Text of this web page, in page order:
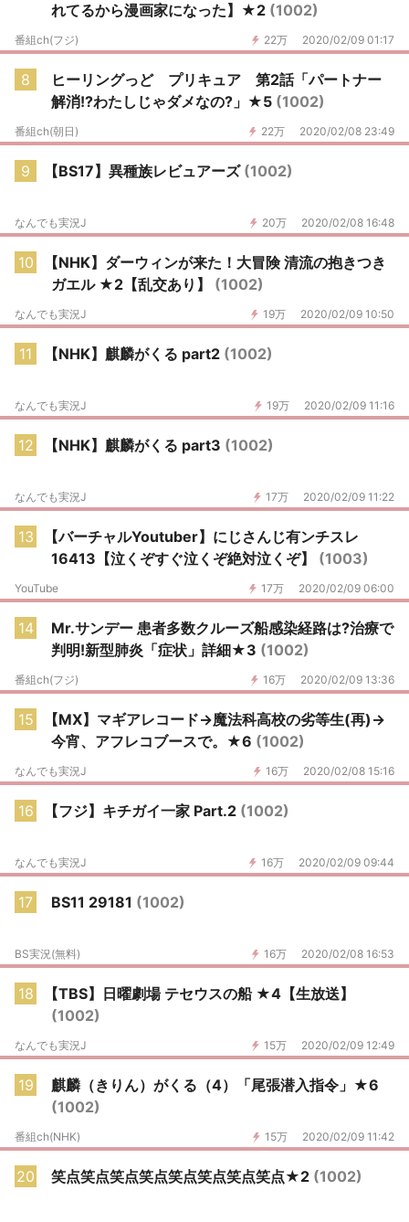
れてるから漫画家になった】★2 (1002)
22万 2020/02/09 01:17
番組ch(フジ)
8
ヒーリングっど プリキュア 第2話「パートナー
解消!?わたしじゃダメなの?」★5 (1002)
22万 2020/02/08 23:49
番組ch(朝日)
9 【BS17】異種族レビュアーズ (1002)
20万 2020/02/08 16:48
なんでも実況J
10
【NHK】ダーウィンが来た！大冒険 清流の抱きつき
ガエル ★2【乱交あり】 (1002)
19万 2020/02/09 10:50
なんでも実況J
11 【NHK】麒麟がくる part2 (1002)
19万 2020/02/09 11:16
なんでも実況J
12 【NHK】麒麟がくる part3 (1002)
17万 2020/02/09 11:22
なんでも実況J
13
【バーチャルYoutuber】にじさんじ有ンチスレ
16413【泣くぞすぐ泣くぞ絶対泣くぞ】 (1003)
17万 2020/02/09 06:00
YouTube
14
Mr.サンデー 患者多数クルーズ船感染経路は?治療で
判明!新型肺炎「症状」詳細★3 (1002)
16万 2020/02/09 13:36
番組ch(フジ)
15
【MX】マギアレコード→魔法科高校の劣等生(再)→
今宵、アフレコブースで。★6 (1002)
16万 2020/02/08 15:16
なんでも実況J
16 【フジ】キチガイ一家 Part.2 (1002)
16万 2020/02/09 09:44
なんでも実況J
17 BS11 29181 (1002)
16万 2020/02/08 16:53
BS実況(無料)
18
【TBS】日曜劇場 テセウスの船 ★4【生放送】
(1002)
15万 2020/02/09 12:49
なんでも実況J
19
麒麟（きりん）がくる（4）「尾張潜入指令」★6
(1002)
15万 2020/02/09 11:42
番組ch(NHK)
20 笑点笑点笑点笑点笑点笑点笑点笑点★2 (1002)